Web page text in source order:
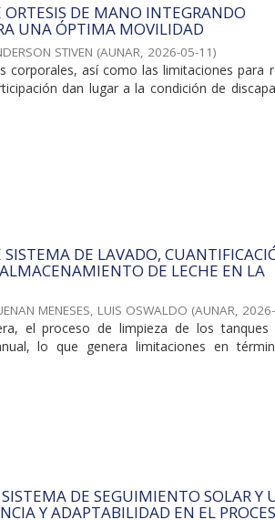
DE MANO INTEGRANDO
UNA ÓPTIMA MOVILIDAD
STIVEN (AUNAR, 2026-05-11)
corporales, así como las limitaciones para
dan lugar a la condición de
DE LAVADO,
DE LECHE EN LA
MENESES, LUIS OSWALDO (AUNAR,
el proceso de limpieza de los
lo que genera limitaciones en
DE SEGUIMIENTO SOLAR Y
Y ADAPTABILIDAD EN EL